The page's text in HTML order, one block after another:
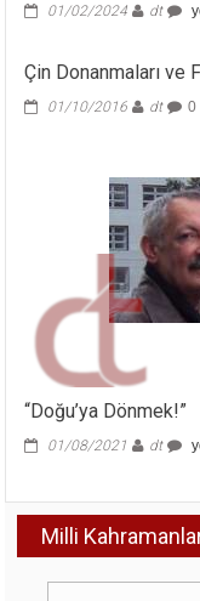
01/02/2024 dt
ve
Çin Donanmaları ve
01/10/2016 dt 0
“Doğu’ya Dönmek!”
01/08/2021 dt
Milli